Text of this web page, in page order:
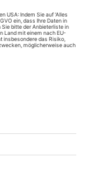
Athen
nahe Athen
großen und
Stadtteil
Rande eines